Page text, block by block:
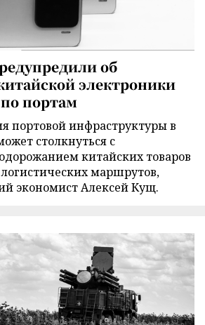
об
электроники
портам
портовой инфраструктуры в
столкнуться с
китайских товаров
маршрутов,
экономист Алексей Кущ.